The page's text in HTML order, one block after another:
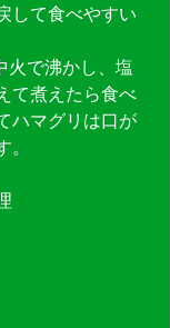
して食べやすい
火で沸かし、塩
て煮えたら食べ
ハマグリは口が